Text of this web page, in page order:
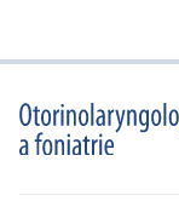
proLékaře.cz